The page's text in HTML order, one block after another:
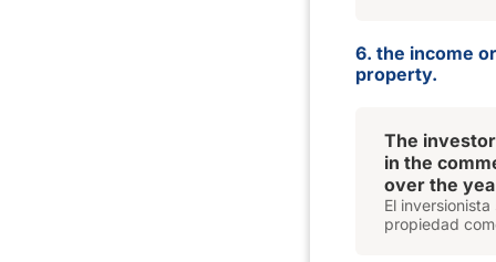
6. the income
property.
The
in the
over the
El
propiedad